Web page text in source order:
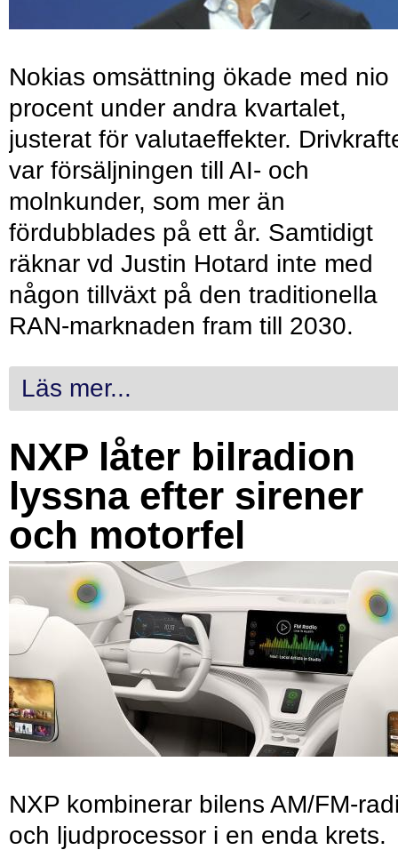
Nokias omsättning ökade med nio
procent under andra kvartalet,
justerat för valutaeffekter.
var försäljningen till AI- och
molnkunder, som mer än
fördubblades på ett år. Samtidigt
räknar vd Justin Hotard inte med
någon tillväxt på den traditionella
RAN-marknaden fram till 2030.
Läs mer...
NXP låter bilradion
lyssna efter sirener
och motorfel
NXP kombinerar bilens AM/FM-
och ljudprocessor i en enda krets.